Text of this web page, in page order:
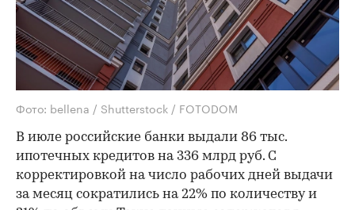
Фото: bellena / Shutterstock / FOTODOM
В июле российские банки выдали 86 тыс.
ипотечных кредитов на 336 млрд руб. С
корректировкой на число рабочих дней выдачи
за месяц сократились на 22% по количеству и